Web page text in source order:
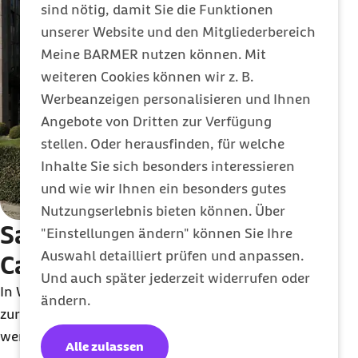
sind nötig, damit Sie die Funktionen
unserer Website und den Mitgliederbereich
Meine BARMER nutzen können. Mit
weiteren Cookies können wir z. B.
Werbeanzeigen personalisieren und Ihnen
Angebote von Dritten zur Verfügung
stellen. Oder herausfinden, für welche
Inhalte Sie sich besonders interessieren
und wie wir Ihnen ein besonders gutes
Nutzungserlebnis bieten können. Über
"Einstellungen ändern" können Sie Ihre
Auswahl detailliert prüfen und anpassen.
Und auch später jederzeit widerrufen oder
ändern.
Alle zulassen
Sanierung am Barmer
Campus Wuppertal
In Wuppertal will die Barmer Teile ihres Campus
zurückbauen – für mehr Nachhaltigkeit, Grün und
weniger CO2-Emissionen.